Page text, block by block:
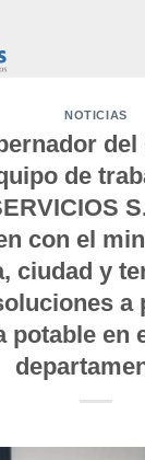
NOTICIAS
del
de
con el
ciudad y
a
potable en